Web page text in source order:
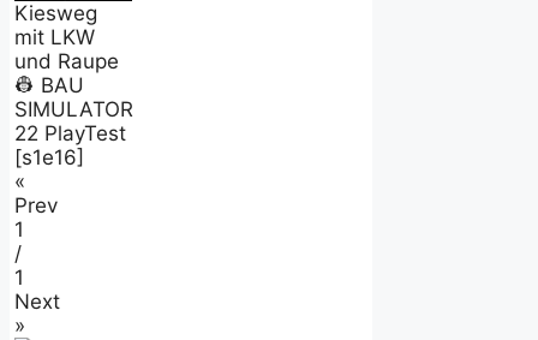
Kiesweg
mit LKW
und Raupe
👷 BAU
SIMULATOR
22 PlayTest
[s1e16]
«
Prev
1
/
1
Next
»